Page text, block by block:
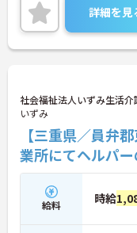
詳細を見
社会福祉法人いずみ生活
いずみ
【三重県／員弁
業所にてヘルパ
給料 時給